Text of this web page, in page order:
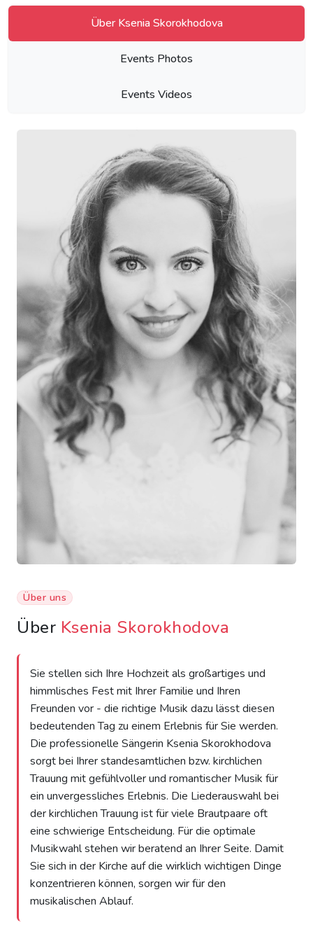
Über Ksenia Skorokhodova
Events Photos
Events Videos
Über uns
Über Ksenia Skorokhodova
Sie stellen sich Ihre Hochzeit als großartiges und
himmlisches Fest mit Ihrer Familie und Ihren
Freunden vor - die richtige Musik dazu lässt diesen
bedeutenden Tag zu einem Erlebnis für Sie werden.
Die professionelle Sängerin Ksenia Skorokhodova
sorgt bei Ihrer standesamtlichen bzw. kirchlichen
Trauung mit gefühlvoller und romantischer Musik für
ein unvergessliches Erlebnis. Die Liederauswahl bei
der kirchlichen Trauung ist für viele Brautpaare oft
eine schwierige Entscheidung. Für die optimale
Musikwahl stehen wir beratend an Ihrer Seite. Damit
Sie sich in der Kirche auf die wirklich wichtigen Dinge
konzentrieren können, sorgen wir für den
musikalischen Ablauf.